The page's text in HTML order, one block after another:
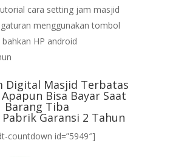
cara setting jam masjid
menggunakan tombol
HP android
Digital Masjid Terbatas
Bisa Bayar Saat
Barang Tiba
Garansi 2 Tahun
countdown id=”5949″]